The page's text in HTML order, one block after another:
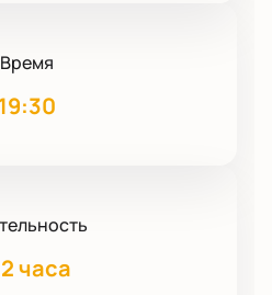
Время
19:30
2 часа